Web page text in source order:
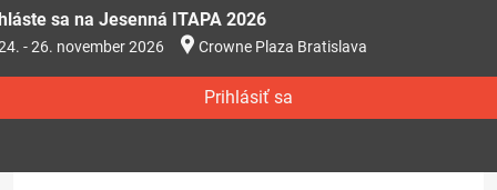
sa na Jesenná ITAPA 2026
- 26. november 2026 Crowne Plaza Bratislava
Prihlásiť sa